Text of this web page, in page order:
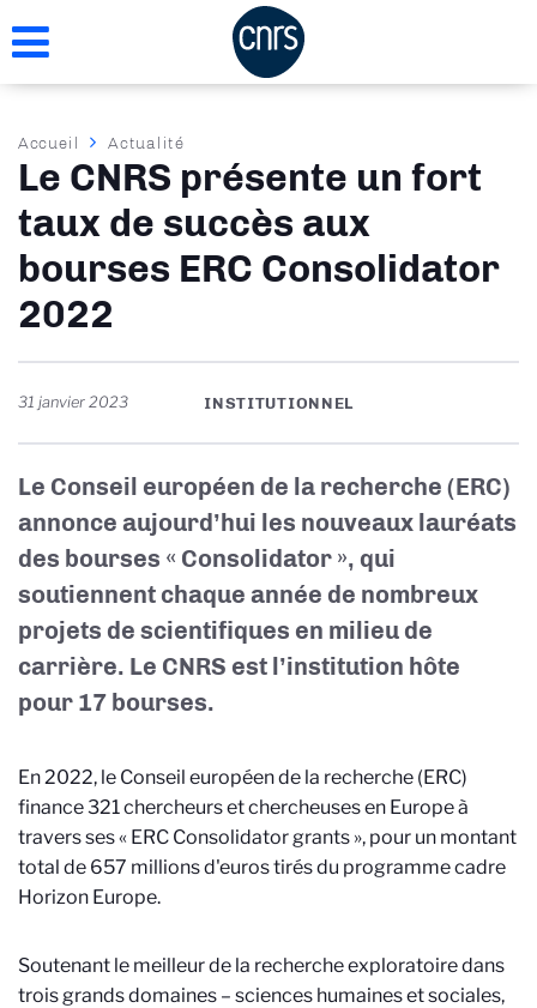
au
Fil
d'Ariane
Accueil Actualité
Le CNRS présente un fort
taux de succès aux
bourses ERC Consolidator
2022
31 janvier 2023 INSTITUTIONNEL
Le Conseil européen de la recherche (ERC)
annonce aujourd’hui les nouveaux lauréats
des bourses « Consolidator », qui
soutiennent chaque année de nombreux
projets de scientifiques en milieu de
carrière. Le CNRS est l’institution hôte
pour 17 bourses.
En 2022, le Conseil européen de la recherche (ERC)
finance 321 chercheurs et chercheuses en Europe à
travers ses « ERC Consolidator grants », pour un montant
total de 657 millions d'euros tirés du programme cadre
Horizon Europe.
Soutenant le meilleur de la recherche exploratoire dans
trois grands domaines – sciences humaines et sociales,